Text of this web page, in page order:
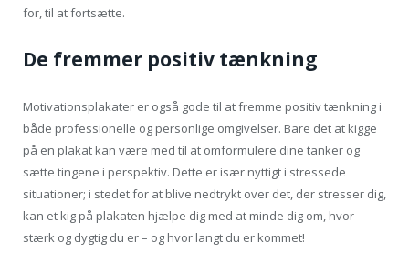
for, til at fortsætte.
De fremmer positiv tænkning
Motivationsplakater er også gode til at fremme positiv tænkning i
både professionelle og personlige omgivelser. Bare det at kigge
på en plakat kan være med til at omformulere dine tanker og
sætte tingene i perspektiv. Dette er især nyttigt i stressede
situationer; i stedet for at blive nedtrykt over det, der stresser dig,
kan et kig på plakaten hjælpe dig med at minde dig om, hvor
stærk og dygtig du er – og hvor langt du er kommet!